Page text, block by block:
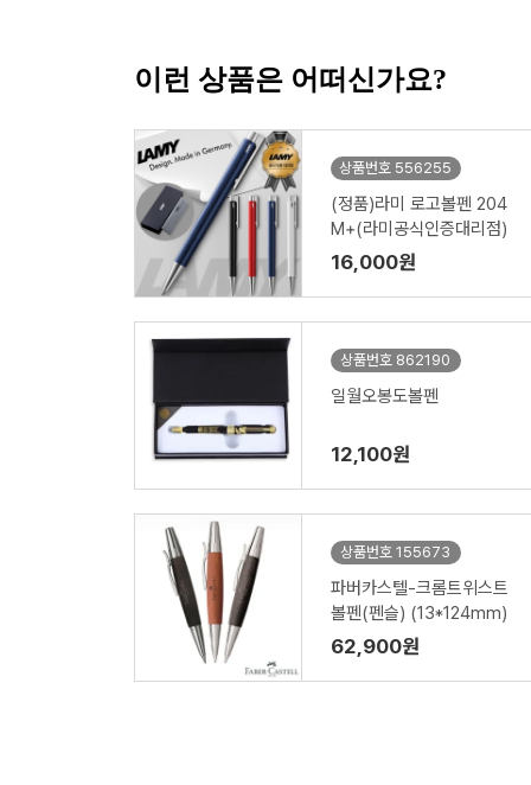
이런 상품은 어떠신가요?
상품번호 556255
(정품)라미 로고볼펜 204
M+(라미공식인증대리점)
16,000원
상품번호 862190
일월오봉도볼펜
12,100원
상품번호 155673
파버카스텔-크롬트위스트
볼펜(펜슬) (13*124mm)
62,900원